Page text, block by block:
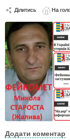
Ділитись На
Додати коментар